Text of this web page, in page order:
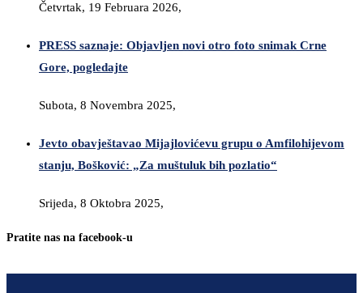
Četvrtak, 19 Februara 2026,
PRESS saznaje: Objavljen novi otro foto snimak Crne
Gore, pogledajte
Subota, 8 Novembra 2025,
Jevto obavještavao Mijajlovićevu grupu o Amfilohijevom
stanju, Bošković: „Za muštuluk bih pozlatio“
Srijeda, 8 Oktobra 2025,
Pratite nas na facebook-u